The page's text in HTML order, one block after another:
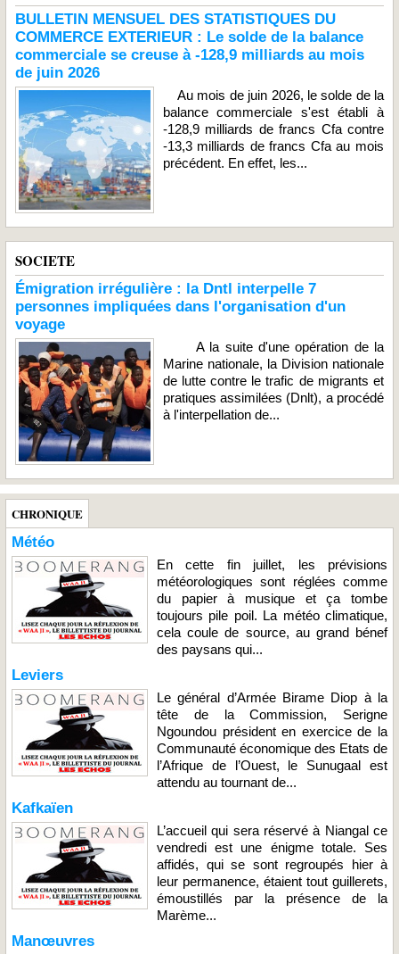
BULLETIN MENSUEL DES STATISTIQUES DU
COMMERCE EXTERIEUR : Le solde de la balance
commerciale se creuse à -128,9 milliards au mois
de juin 2026
Au mois de juin 2026, le solde de la
balance commerciale s'est établi à
-128,9 milliards de francs Cfa contre
-13,3 milliards de francs Cfa au mois
précédent. En effet, les...
SOCIETE
Émigration irrégulière : la Dntl interpelle 7
personnes impliquées dans l'organisation d'un
voyage
A la suite d'une opération de la
Marine nationale, la Division nationale
de lutte contre le trafic de migrants et
pratiques assimilées (Dnlt), a procédé
à l'interpellation de...
CHRONIQUE
Météo
En cette fin juillet, les prévisions
météorologiques sont réglées comme
du papier à musique et ça tombe
toujours pile poil. La météo climatique,
cela coule de source, au grand bénef
des paysans qui...
Leviers
Le général d’Armée Birame Diop à la
tête de la Commission, Serigne
Ngoundou président en exercice de la
Communauté économique des Etats de
l’Afrique de l’Ouest, le Sunugaal est
attendu au tournant de...
Kafkaïen
L’accueil qui sera réservé à Niangal ce
vendredi est une énigme totale. Ses
affidés, qui se sont regroupés hier à
leur permanence, étaient tout guillerets,
émoustillés par la présence de la
Marème...
Manœuvres